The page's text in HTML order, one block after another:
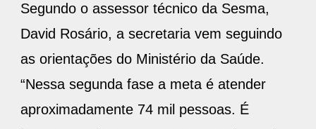
as orientações do Ministério da Saúde.
“Nessa segunda fase a meta é atender
aproximadamente 74 mil pessoas. É
importante destacar que os portadores de
doenças crônicas, devem apresentar laudo